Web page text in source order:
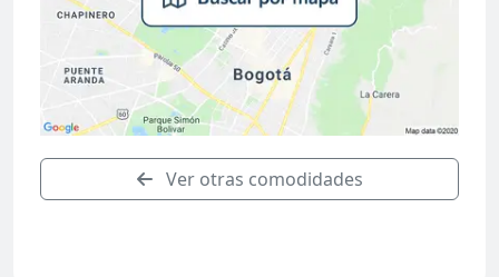
Ver otras comodidades